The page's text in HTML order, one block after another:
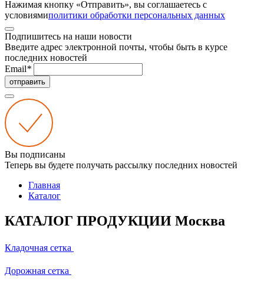
Нажимая кнопку «Отправить», вы соглашаетесь с
условиямиполитики обработки персональных данных
Подпишитесь на наши новости
Введите адрес электронной почты, чтобы быть в курсе
последних новостей
Email*
отправить
Вы подписаны
Теперь вы будете получать рассылку последних новостей
Главная
Каталог
КАТАЛОГ ПРОДУКЦИИ Москва
Кладочная сетка
Дорожная сетка